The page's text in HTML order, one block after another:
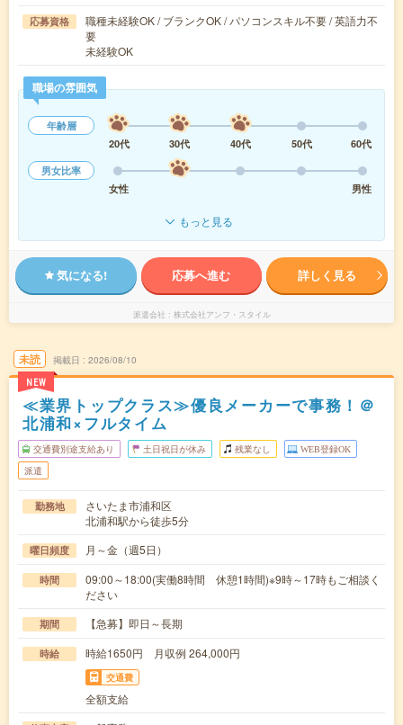
応募資格
職種未経験OK / ブランクOK / パソコンスキル不要 / 英語力不
要
未経験OK
職場の雰囲気
年齢層
20代
30代 40代 50代
60代
男女比率
女性
男性
もっと見る
気になる! 応募へ進む 詳しく見る
派遣会社 株式会社アンフ・スタイル
未読
NEW
掲載日 2026/08/10
≪業界トップクラス≫優良メーカーで事務！＠
北浦和×フルタイム
交通費別途支給あり 土日祝日が休み 残業なし WEB登録OK
派遣
勤務地
さいたま市浦和区
北浦和駅から徒歩5分
曜日頻度 月～金（週5日）
時間
09:00～18:00(実働8時間 休憩1時間)※9時～17時もご相談く
ださい
期間 【急募】即日～長期
時給 時給1650円 月収例 264,000円
交通費
全額支給